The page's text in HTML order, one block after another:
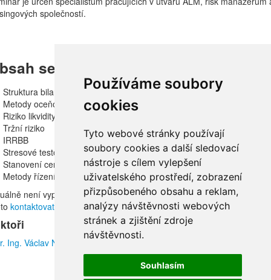
Používáme soubory
cookies
Tyto webové stránky používají
soubory cookies a další sledovací
nástroje s cílem vylepšení
uživatelského prostředí, zobrazení
přizpůsobeného obsahu a reklam,
analýzy návštěvnosti webových
stránek a zjištění zdroje
návštěvnosti.
Souhlasím
společností.
semináře
Struktura bilance banky
Metody oceňování
Riziko likvidity a financování
Tržní riziko
IRRBB
Stresové testování
Stanovení ceny bankovních produktů
Metody řízení aktiv a pasiv
není vypsán termín otevřeného semináře, ale v případě zájmu
kontaktovat
Ing. Václav Novotný